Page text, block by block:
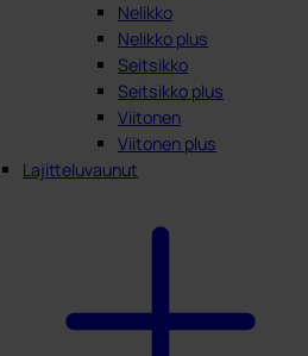
Nelikko
Nelikko plus
Seitsikko
Seitsikko plus
Viitonen
Viitonen plus
Lajitteluvaunut